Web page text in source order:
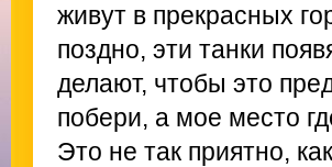
живут в прекрасных
поздно, эти танки
делают, чтобы это
побери, а мое место
Это не так приятно,